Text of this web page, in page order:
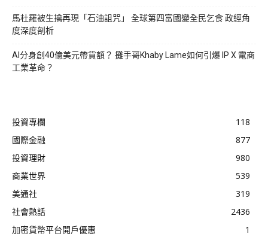
馬杜羅被生擒再現「石油詛咒」 全球第四富國變全民乞食 政經角
度深度剖析
AI分身創40億美元帶貨額？ 攤手哥Khaby Lame如何引爆 IP X 電商
工業革命？
投資專欄
118
國際金融
877
投資理財
980
商業世界
539
美通社
319
社會熱話
2436
加密貨幣平台開戶優惠
1